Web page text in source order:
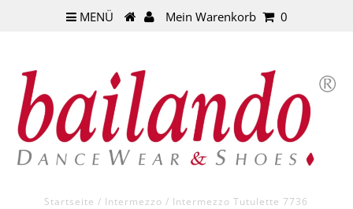
MENÜ Mein Warenkorb 0
Startseite / Intermezzo / Intermezzo Tutulette 7736